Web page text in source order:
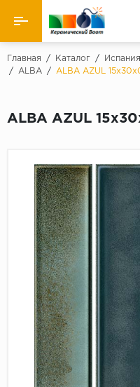
Назад
Керамическая плитка
Мозаики
Искусственный камень
Клинкер
Главная / Каталог / Испания
/
ALBA / ALBA AZUL
ALBA AZUL